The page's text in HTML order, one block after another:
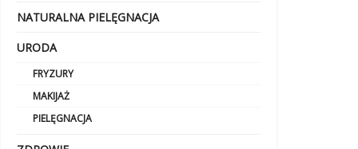
NATURALNA PIELĘGNACJA
URODA
FRYZURY
MAKIJAŻ
PIELĘGNACJA